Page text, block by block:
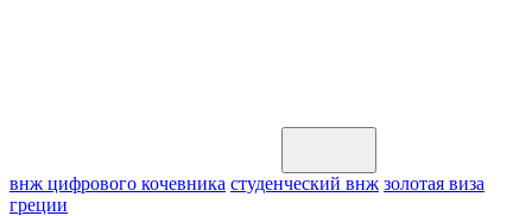
внж цифрового кочевника студенческий внж золотая виза
греции